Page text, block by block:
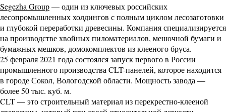
Segezha Group— один из ключевых российских
лесопромышленных холдингов с полным циклом лесозаготовки
и глубокой переработки древесины. Компания специализируется
на производстве хвойных пиломатериалов, мешочной бумаги и
бумажных мешков, домокомплектов из клееного бруса.
25 февраля 2021 года состоялся запуск первого в России
промышленного производства CLT-панелей, которое находится
в городе Сокол, Вологодской области. Мощность завода —
более 50 тыс. куб. м.
CLT — это строительный материал из перекрестно-клееной